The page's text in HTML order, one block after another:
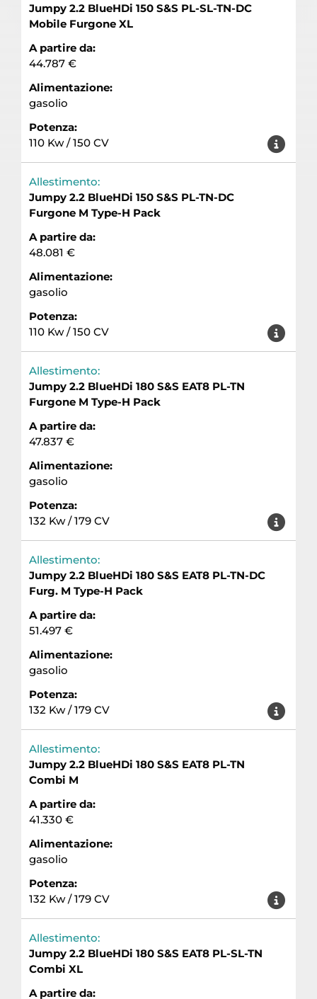
Jumpy 2.2 BlueHDi 150 S&S PL-SL-TN-DC
Mobile Furgone XL
A partire da:
44.787 €
Alimentazione:
gasolio
Potenza:
110 Kw / 150 CV
Allestimento:
Jumpy 2.2 BlueHDi 150 S&S PL-TN-DC
Furgone M Type-H Pack
A partire da:
48.081 €
Alimentazione:
gasolio
Potenza:
110 Kw / 150 CV
Allestimento:
Jumpy 2.2 BlueHDi 180 S&S EAT8 PL-TN
Furgone M Type-H Pack
A partire da:
47.837 €
Alimentazione:
gasolio
Potenza:
132 Kw / 179 CV
Allestimento:
Jumpy 2.2 BlueHDi 180 S&S EAT8 PL-TN-DC
Furg. M Type-H Pack
A partire da:
51.497 €
Alimentazione:
gasolio
Potenza:
132 Kw / 179 CV
Allestimento:
Jumpy 2.2 BlueHDi 180 S&S EAT8 PL-TN
Combi M
A partire da:
41.330 €
Alimentazione:
gasolio
Potenza:
132 Kw / 179 CV
Allestimento:
Jumpy 2.2 BlueHDi 180 S&S EAT8 PL-SL-TN
Combi XL
A partire da: